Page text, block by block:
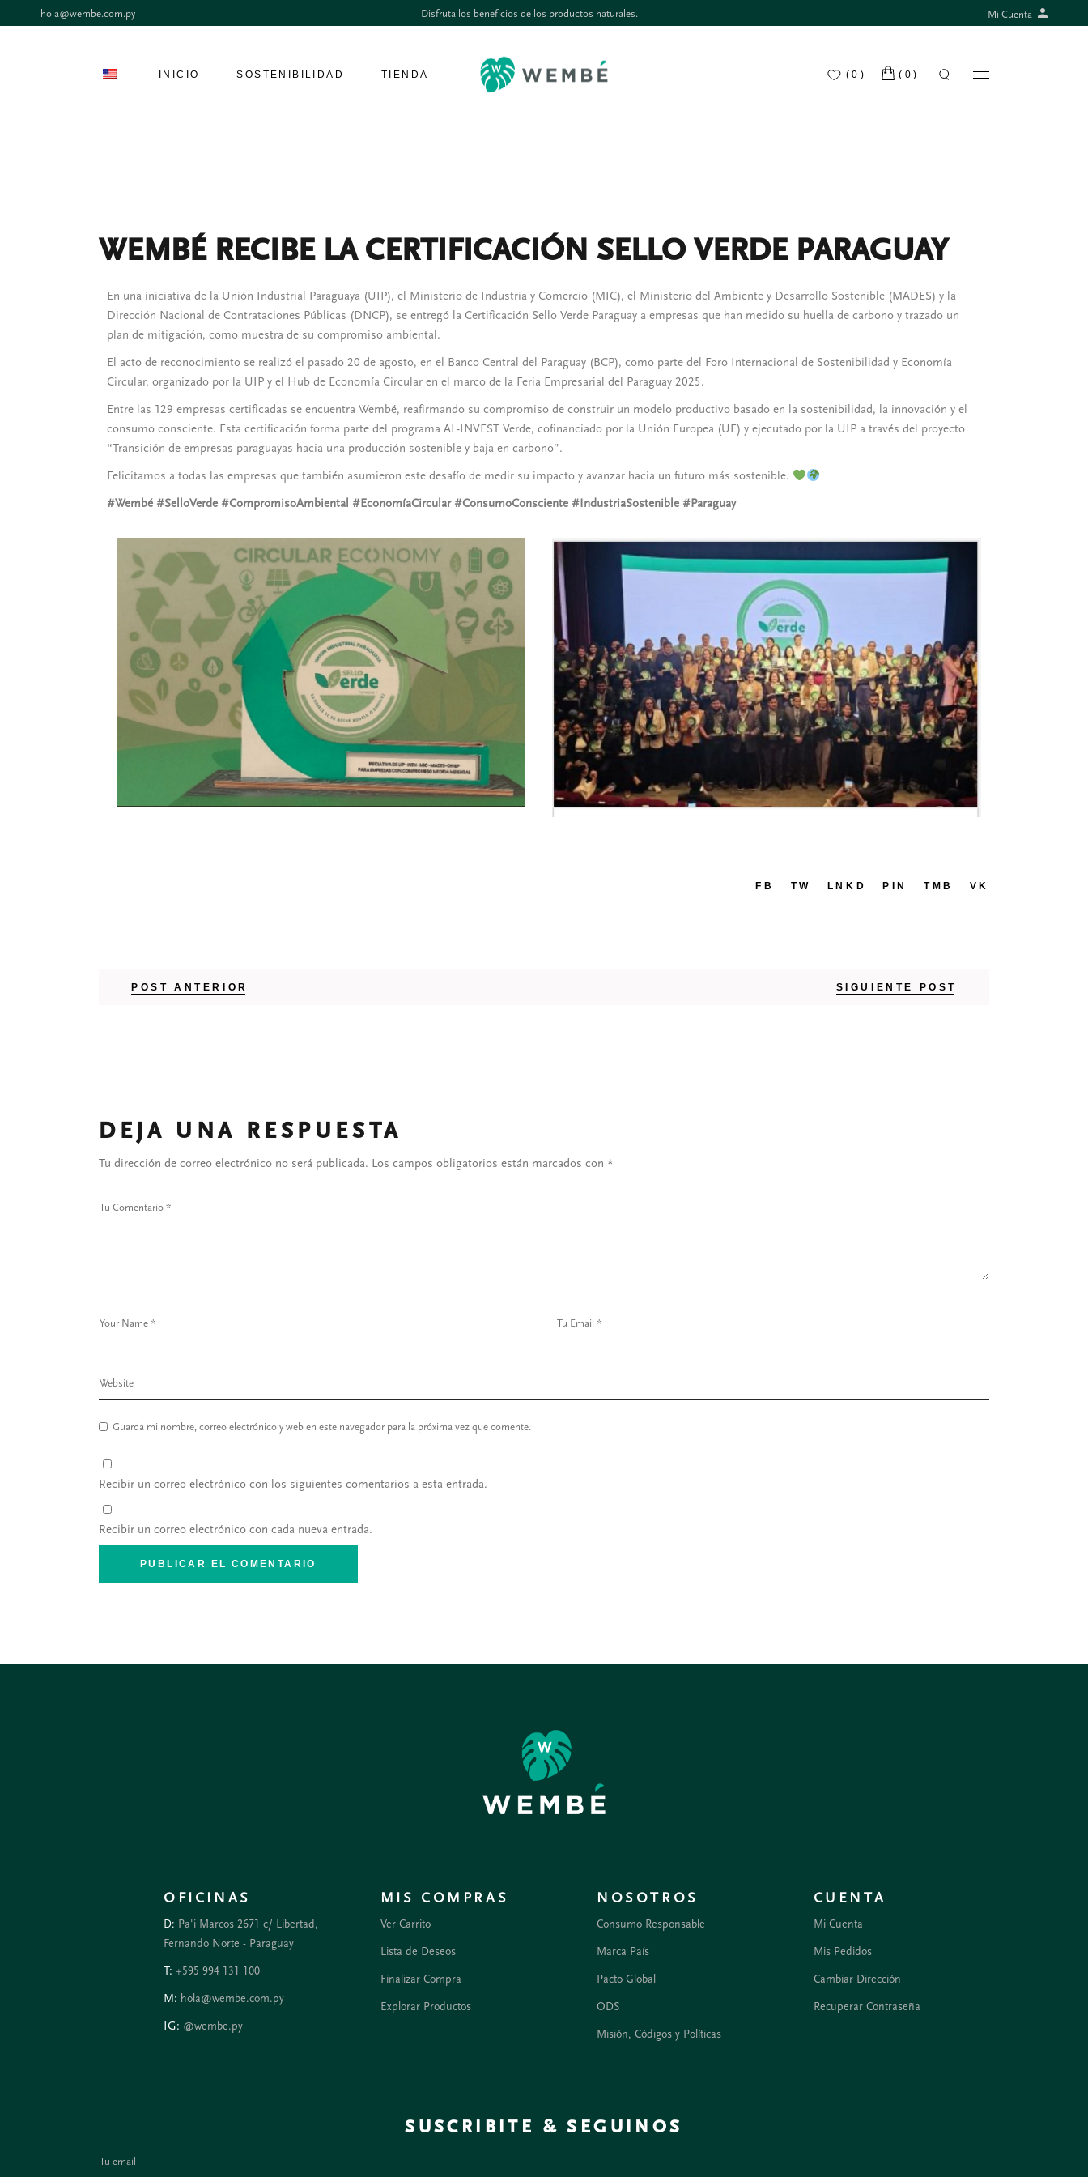
hola@wembe.com.py Disfruta los beneficios de los productos naturales. Mi Cuenta
INICIO
Encuestas de
satisfacción
Contacto
SOSTENIBILIDAD
Políticas
Responsable
Hoteles
TIENDA (0) (0)
WEMBÉ RECIBE LA CERTIFICACIÓN SELLO VERDE PARAGUAY
En una iniciativa de la Unión Industrial Paraguaya (UIP), el Ministerio de Industria y Comercio (MIC), el Ministerio del Ambiente y Desarrollo Sostenible (MADES) y la
Dirección Nacional de Contrataciones Públicas (DNCP), se entregó la Certificación Sello Verde Paraguay a empresas que han medido su huella de carbono y trazado un
plan de mitigación, como muestra de su compromiso ambiental.
El acto de reconocimiento se realizó el pasado 20 de agosto, en el Banco Central del Paraguay (BCP), como parte del Foro Internacional de Sostenibilidad y Economía
Circular, organizado por la UIP y el Hub de Economía Circular en el marco de la Feria Empresarial del Paraguay 2025.
Entre las 129 empresas certificadas se encuentra Wembé, reafirmando su compromiso de construir un modelo productivo basado en la sostenibilidad, la innovación y el
consumo consciente. Esta certificación forma parte del programa AL-INVEST Verde, cofinanciado por la Unión Europea (UE) y ejecutado por la UIP a través del proyecto
“Transición de empresas paraguayas hacia una producción sostenible y baja en carbono”.
Felicitamos a todas las empresas que también asumieron este desafío de medir su impacto y avanzar hacia un futuro más sostenible.
#Wembé #SelloVerde #CompromisoAmbiental #EconomíaCircular #ConsumoConsciente #IndustriaSostenible #Paraguay
FB TW LNKD PIN TMB VK
POST ANTERIOR SIGUIENTE POST
DEJA UNA RESPUESTA
Tu dirección de correo electrónico no será publicada. Los campos obligatorios están marcados con *
Guarda mi nombre, correo electrónico y web en este navegador para la próxima vez que comente.
Recibir un correo electrónico con los siguientes comentarios a esta entrada.
Recibir un correo electrónico con cada nueva entrada.
PUBLICAR EL COMENTARIO
OFICINAS
D: Pa'i Marcos 2671 c/ Libertad,
Fernando Norte - Paraguay
T: +595 994 131 100
M: hola@wembe.com.py
IG: @wembe.py
MIS COMPRAS
Ver Carrito
Lista de Deseos
Finalizar Compra
Explorar Productos
NOSOTROS
Consumo Responsable
Marca País
Pacto Global
ODS
Misión, Códigos y Políticas
CUENTA
Mi Cuenta
Mis Pedidos
Cambiar Dirección
Recuperar Contraseña
SUSCRIBITE & SEGUINOS